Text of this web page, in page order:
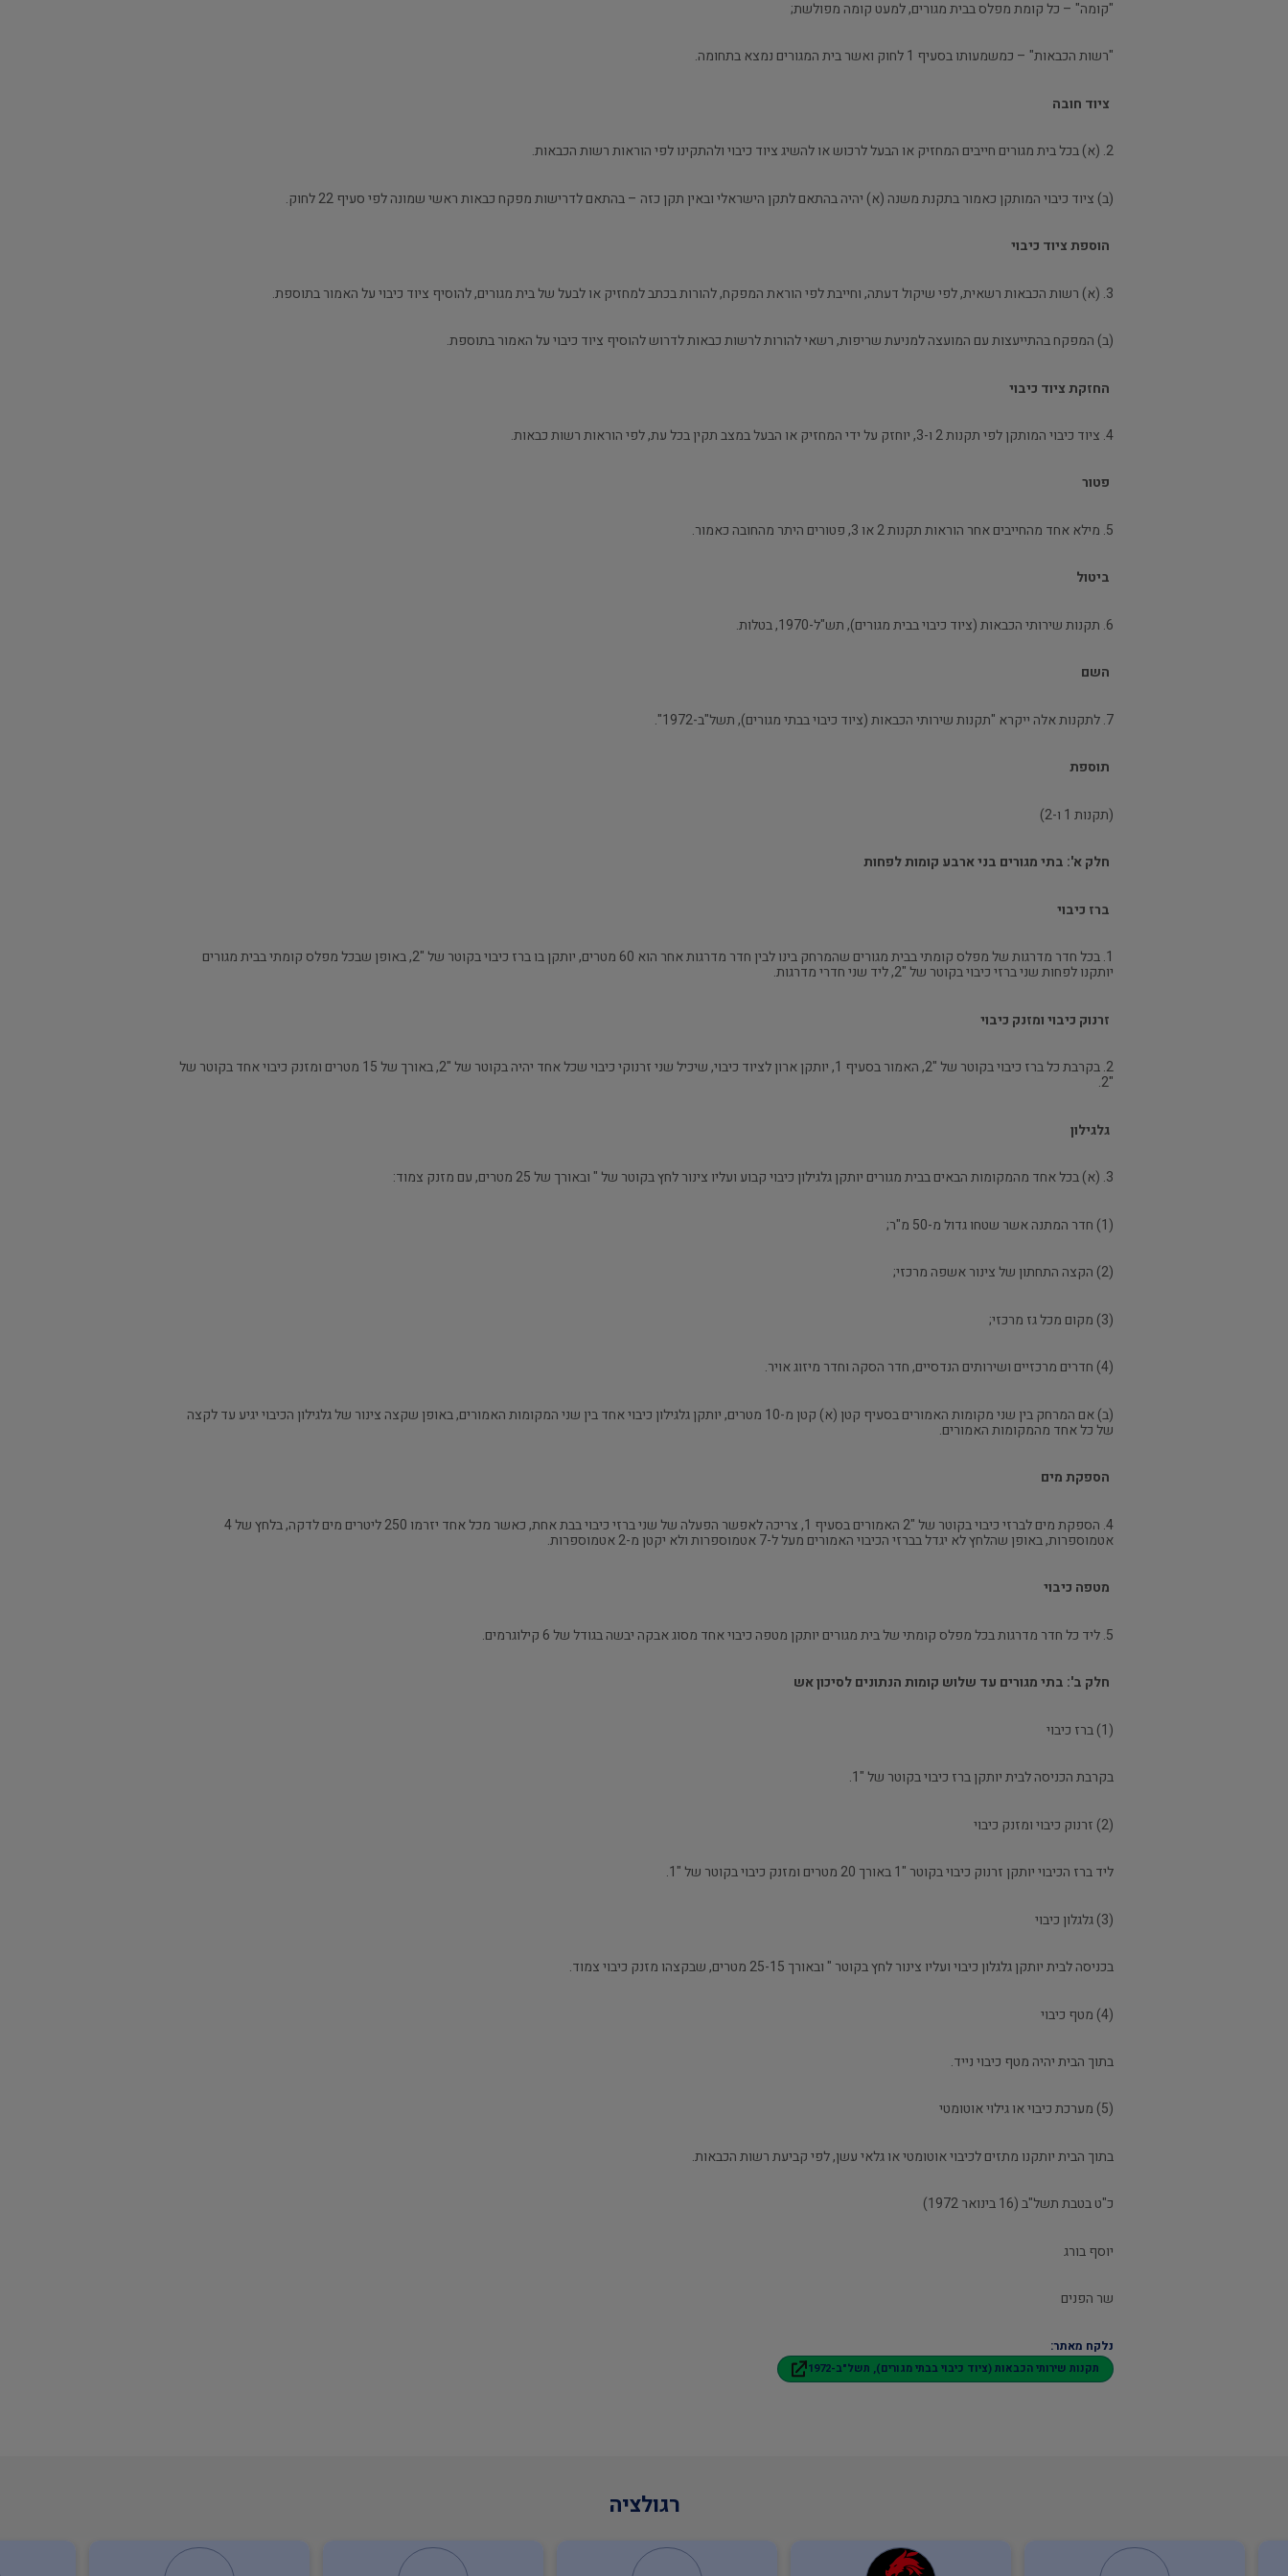
"קומה" – כל קומת מפלס בבית מגורים, למעט קומה מפולשת;
"רשות הכבאות" – כמשמעותו בסעיף 1 לחוק ואשר בית המגורים נמצא בתחומה.
ציוד חובה
2. (א) בכל בית מגורים חייבים המחזיק או הבעל לרכוש או להשיג ציוד כיבוי ולהתקינו לפי הוראות רשות הכבאות.
(ב) ציוד כיבוי המותקן כאמור בתקנת משנה (א) יהיה בהתאם לתקן הישראלי ובאין תקן כזה – בהתאם לדרישות מפקח כבאות ראשי שמונה לפי סעיף 22 לחוק.
הוספת ציוד כיבוי
3. (א) רשות הכבאות רשאית, לפי שיקול דעתה, וחייבת לפי הוראת המפקח, להורות בכתב למחזיק או לבעל של בית מגורים, להוסיף ציוד כיבוי על האמור בתוספת.
(ב) המפקח בהתייעצות עם המועצה למניעת שריפות, רשאי להורות לרשות כבאות לדרוש להוסיף ציוד כיבוי על האמור בתוספת.
החזקת ציוד כיבוי
4. ציוד כיבוי המותקן לפי תקנות 2 ו-3, יוחזק על ידי המחזיק או הבעל במצב תקין בכל עת, לפי הוראות רשות כבאות.
פטור
5. מילא אחד מהחייבים אחר הוראות תקנות 2 או 3, פטורים היתר מהחובה כאמור.
ביטול
6. תקנות שירותי הכבאות (ציוד כיבוי בבית מגורים), תש"ל-1970, בטלות.
השם
7. לתקנות אלה ייקרא "תקנות שירותי הכבאות (ציוד כיבוי בבתי מגורים), תשל"ב-1972".
תוספת
(תקנות 1 ו-2)
חלק א': בתי מגורים בני ארבע קומות לפחות
ברז כיבוי
1. בכל חדר מדרגות של מפלס קומתי בבית מגורים שהמרחק בינו לבין חדר מדרגות אחר הוא 60 מטרים, יותקן בו ברז כיבוי בקוטר של "2, באופן שבכל מפלס קומתי בבית מגורים
יותקנו לפחות שני ברזי כיבוי בקוטר של "2, ליד שני חדרי מדרגות.
זרנוק כיבוי ומזנק כיבוי
2. בקרבת כל ברז כיבוי בקוטר של "2, האמור בסעיף 1, יותקן ארון לציוד כיבוי, שיכיל שני זרנוקי כיבוי שכל אחד יהיה בקוטר של "2, באורך של 15 מטרים ומזנק כיבוי אחד בקוטר של
"2.
גלגילון
3. (א) בכל אחד מהמקומות הבאים בבית מגורים יותקן גלגילון כיבוי קבוע ועליו צינור לחץ בקוטר של " ובאורך של 25 מטרים, עם מזנק צמוד:
(1) חדר המתנה אשר שטחו גדול מ-50 מ"ר;
(2) הקצה התחתון של צינור אשפה מרכזי;
(3) מקום מכל גז מרכזי;
(4) חדרים מרכזיים ושירותים הנדסיים, חדר הסקה וחדר מיזוג אויר.
(ב) אם המרחק בין שני מקומות האמורים בסעיף קטן (א) קטן מ-10 מטרים, יותקן גלגילון כיבוי אחד בין שני המקומות האמורים, באופן שקצה צינור של גלגילון הכיבוי יגיע עד לקצה
של כל אחד מהמקומות האמורים.
הספקת מים
4. הספקת מים לברזי כיבוי בקוטר של "2 האמורים בסעיף 1, צריכה לאפשר הפעלה של שני ברזי כיבוי בבת אחת, כאשר מכל אחד יזרמו 250 ליטרים מים לדקה, בלחץ של 4
אטמוספרות, באופן שהלחץ לא יגדל בברזי הכיבוי האמורים מעל ל-7 אטמוספרות ולא יקטן מ-2 אטמוספרות.
מטפה כיבוי
5. ליד כל חדר מדרגות בכל מפלס קומתי של בית מגורים יותקן מטפה כיבוי אחד מסוג אבקה יבשה בגודל של 6 קילוגרמים.
חלק ב': בתי מגורים עד שלוש קומות הנתונים לסיכון אש
(1) ברז כיבוי
בקרבת הכניסה לבית יותקן ברז כיבוי בקוטר של "1.
(2) זרנוק כיבוי ומזנק כיבוי
ליד ברז הכיבוי יותקן זרנוק כיבוי בקוטר "1 באורך 20 מטרים ומזנק כיבוי בקוטר של "1.
(3) גלגלון כיבוי
בכניסה לבית יותקן גלגלון כיבוי ועליו צינור לחץ בקוטר " ובאורך 25-15 מטרים, שבקצהו מזנק כיבוי צמוד.
(4) מטף כיבוי
בתוך הבית יהיה מטף כיבוי נייד.
(5) מערכת כיבוי או גילוי אוטומטי
בתוך הבית יותקנו מתזים לכיבוי אוטומטי או גלאי עשן, לפי קביעת רשות הכבאות.
כ"ט בטבת תשל"ב (16 בינואר 1972)
יוסף בורג
שר הפנים
נלקח מאתר:
תקנות שירותי הכבאות (ציוד כיבוי בבתי מגורים), תשל"ב-1972
רגולציה